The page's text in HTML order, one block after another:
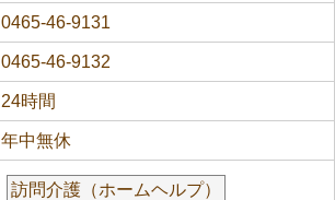
0465-46-9131
0465-46-9132
24時間
年中無休
訪問介護（ホームヘルプ）